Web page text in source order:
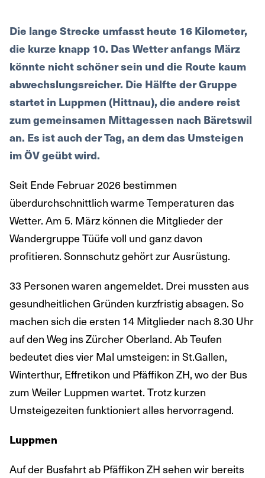
Die lange Strecke umfasst heute 16 Kilometer,
die kurze knapp 10. Das Wetter anfangs März
könnte nicht schöner sein und die Route kaum
abwechslungsreicher. Die Hälfte der Gruppe
startet in Luppmen (Hittnau), die andere reist
zum gemeinsamen Mittagessen nach Bäretswil
an. Es ist auch der Tag, an dem das Umsteigen
im ÖV geübt wird.
Seit Ende Februar 2026 bestimmen
überdurchschnittlich warme Temperaturen das
Wetter. Am 5. März können die Mitglieder der
Wandergruppe Tüüfe voll und ganz davon
profitieren. Sonnschutz gehört zur Ausrüstung.
33 Personen waren angemeldet. Drei mussten aus
gesundheitlichen Gründen kurzfristig absagen. So
machen sich die ersten 14 Mitglieder nach 8.30 Uhr
auf den Weg ins Zürcher Oberland. Ab Teufen
bedeutet dies vier Mal umsteigen: in St.Gallen,
Winterthur, Effretikon und Pfäffikon ZH, wo der Bus
zum Weiler Luppmen wartet. Trotz kurzen
Umsteigezeiten funktioniert alles hervorragend.
Luppmen
Auf der Busfahrt ab Pfäffikon ZH sehen wir bereits